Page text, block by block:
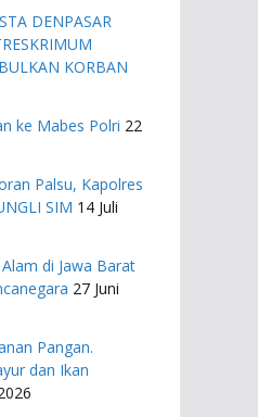
DENPASAR
KORBAN
ke Mabes Polri 22
Palsu, Kapolres
SIM 14 Juli
di Jawa Barat
27 Juni
Pangan.
dan Ikan